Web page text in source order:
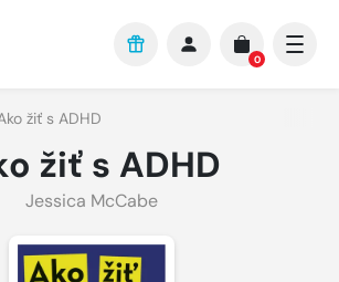
0
žiť s ADHD
žiť s ADHD
Jessica McCabe